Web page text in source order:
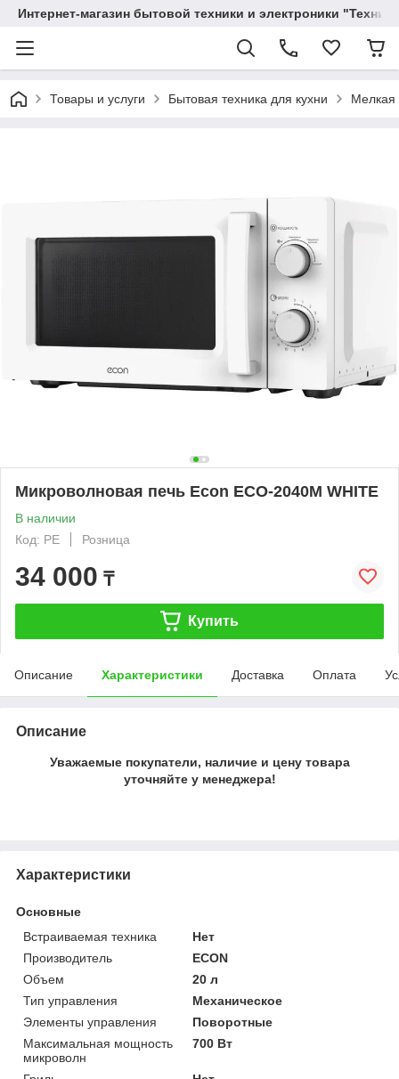
Интернет-магазин бытовой техники и электроники
Товары и услуги Бытовая техника для кухни Мелкая
Микроволновая печь Econ ECO-2040M WHITE
В наличии
Код: PE
Розница
34 000 ₸
Купить
Описание Характеристики Доставка Оплата
Описание
Уважаемые покупатели, наличие и цену товара
уточняйте у менеджера!
Характеристики
Основные
Встраиваемая техника
Нет
Производитель
ECON
Объем
20 л
Тип управления
Механическое
Элементы управления
Поворотные
Максимальная мощность
микроволн
700 Вт